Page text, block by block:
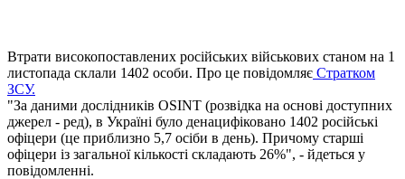
Втрати високопоставлених російських військових станом на 1
листопада склали 1402 особи. Про це повідомляє Стратком
ЗСУ.
"За даними дослідників ОSINT (розвідка на основі доступних
джерел - ред), в Україні було денацифіковано 1402 російські
офіцери (це приблизно 5,7 осіби в день). Причому старші
офіцери із загальної кількості складають 26%", - йдеться у
повідомленні.